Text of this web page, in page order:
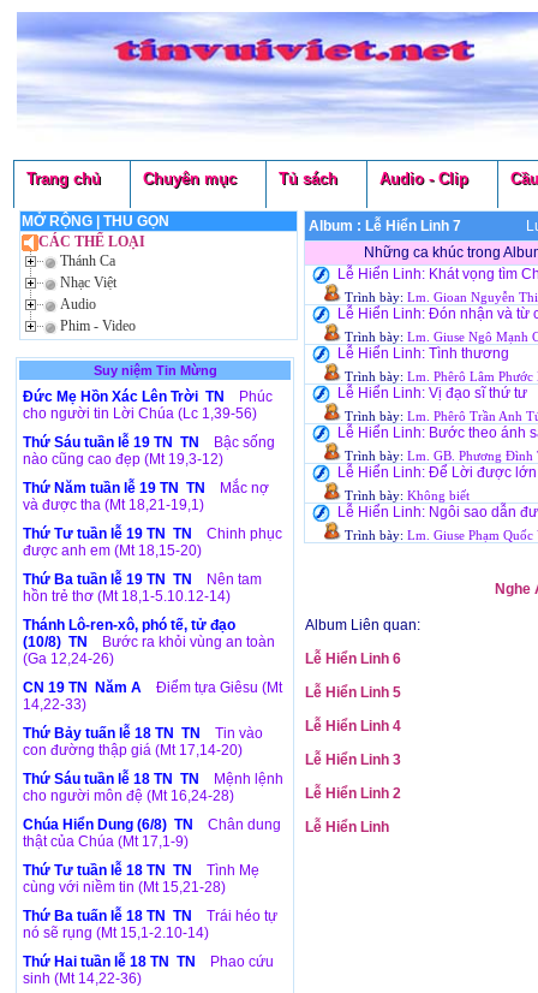
Trang chủ Chuyên mục Tủ sách Audio - Clip
MỞ RỘNG| THU GỌN
CÁC THỂ LOẠI
Thánh Ca
Nhạc Việt
Audio
Phim - Video
Suy niệm Tin Mừng
Đức Mẹ Hồn Xác Lên Trời TN
Phúc
cho người tin Lời Chúa (Lc 1,39-56)
Thứ Sáu tuần lễ 19 TN TN
Bậc sống
nào cũng cao đẹp (Mt 19,3-12)
Thứ Năm tuần lễ 19 TN TN
Mắc nợ
và được tha (Mt 18,21-19,1)
Thứ Tư tuần lễ 19 TN TN
Chinh phục
được anh em (Mt 18,15-20)
Thứ Ba tuần lễ 19 TN TN
Nên tam
hồn trẻ thơ (Mt 18,1-5.10.12-14)
Thánh Lô-ren-xô, phó tế, tử đạo
(10/8) TN
Bước ra khỏi vùng an toàn
(Ga 12,24-26)
CN 19 TN Năm A
Điểm tựa Giêsu (Mt
14,22-33)
Thứ Bảy tuấn lễ 18 TN TN
Tin vào
con đường thập giá (Mt 17,14-20)
Thứ Sáu tuần lễ 18 TN TN
Mệnh lệnh
cho người môn đệ (Mt 16,24-28)
Chúa Hiển Dung (6/8) TN
Chân dung
thật của Chúa (Mt 17,1-9)
Thứ Tư tuần lễ 18 TN TN
Tình Mẹ
cùng với niềm tin (Mt 15,21-28)
Thứ Ba tuấn lễ 18 TN TN
Trái héo tự
nó sẽ rụng (Mt 15,1-2.10-14)
Thứ Hai tuần lễ 18 TN TN
Phao cứu
sinh (Mt 14,22-36)
Album : Lễ Hiển Linh 7
Lượt
Những ca khúc trong
Lễ Hiển Linh: Khát vọng tìm
Trình bày: Lm. Gioan Nguyễn
Lễ Hiển Linh: Đón nhận và từ
Trình bày: Lm. Giuse Ngô Mạnh
Lễ Hiển Linh: Tình thương
Trình bày: Lm. Phêrô Lâm Phước
Lễ Hiển Linh: Vị đạo sĩ thứ tư
Trình bày: Lm. Phêrô Trần Anh
Lễ Hiển Linh: Bước theo ánh
Trình bày: Lm. GB. Phương Đình
Lễ Hiển Linh: Để Lời được
Trình bày: Không biết
Lễ Hiển Linh: Ngôi sao dẫn
Trình bày: Lm. Giuse Phạm Quốc
Nghe
Album Liên quan:
Lễ Hiển Linh 6
Lễ Hiển Linh 5
Lễ Hiển Linh 4
Lễ Hiển Linh 3
Lễ Hiển Linh 2
Lễ Hiển Linh